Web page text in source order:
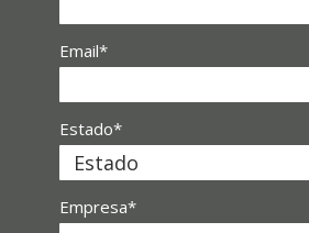
Email*
Estado*
Empresa*